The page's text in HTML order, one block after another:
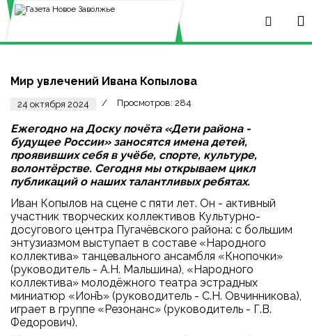
Мир увлечений Ивана Копылова
24 октября 2024 Просмотров: 284
Ежегодно на Доску почёта «Дети района -
будущее России» заносятся имена детей,
проявивших себя в учёбе, спорте, культуре,
волонтёрстве. Сегодня мы открываем цикл
публикаций о наших талантливых ребятах.
Иван Копылов на сцене с пяти лет. Он - активный
участник творческих коллективов Культурно-
досугового центра Пугачёвского района: с большим
энтузиазмом выступает в составе «Народного
коллектива» танцевального ансамбля «Кнопочки»
(руководитель - А.Н. Мальшина), «Народного
коллектива» молодёжного театра эстрадных
миниатюр «ИонЪ» (руководитель - С.Н. Овчинникова),
играет в группе «Резонанс» (руководитель - Г.В.
Федорович).